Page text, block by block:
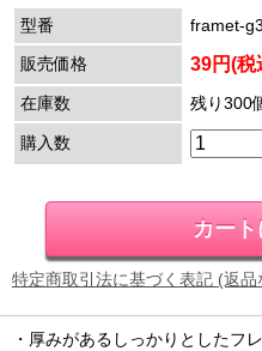
型番
framet-
販売価格
39円(税
在庫数 残り300
購入数
特定商取引法に基づく表記 (返品
・厚みがあるしっかりとしたフ